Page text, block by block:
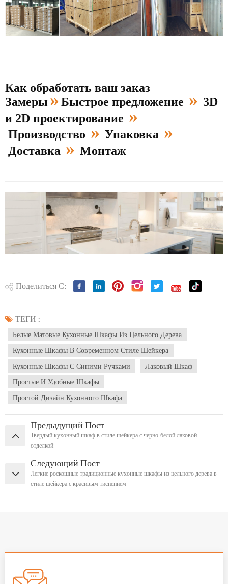
Как обработать ваш заказ
Замеры »Быстрое предложение » 3D
и 2D проектирование »
Производство » Упаковка »
Доставка » Монтаж
Поделиться С:
ТЕГИ :
Белые Матовые Кухонные Шкафы Из Цельного Дерева
Кухонные Шкафы В Современном Стиле Шейкера
Кухонные Шкафы С Синими Ручками
Лаковый Шкаф
Простые И Удобные Шкафы
Простой Дизайн Кухонного Шкафа
Предыдущий Пост
Твердый кухонный шкаф в стиле шейкера с черно-белой лаковой
отделкой
Следующий Пост
Легкие роскошные традиционные кухонные шкафы из цельного дерева в
стиле шейкера с красивым тиснением